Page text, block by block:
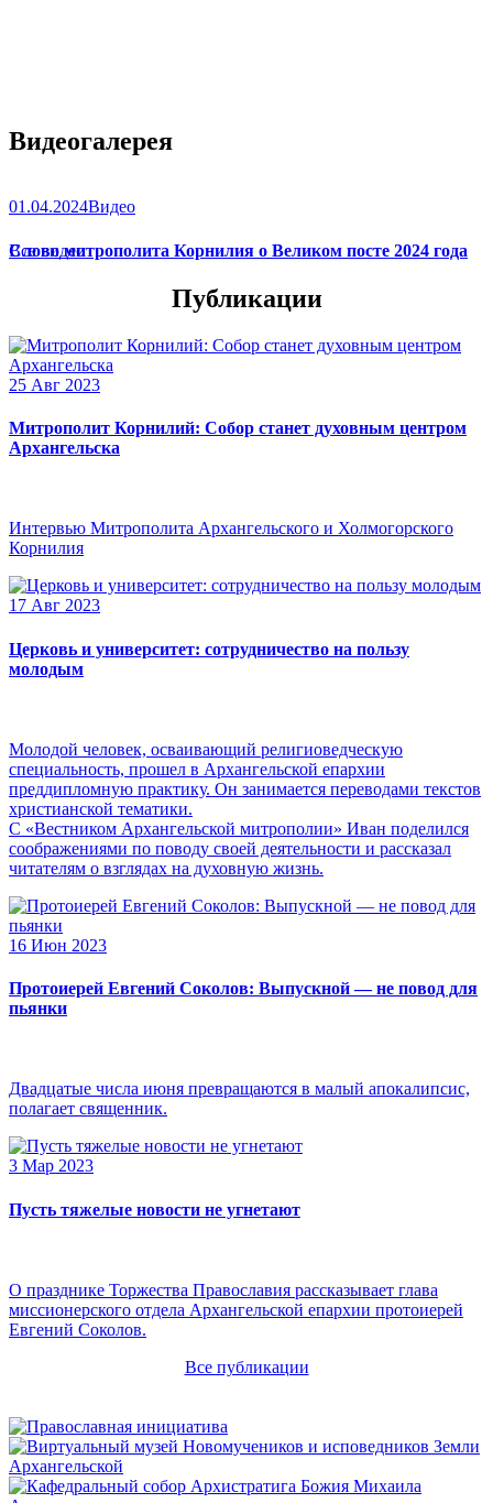
Видеогалерея
01.04.2024Видео
Слово митрополита Корнилия о Великом посте 2024 года
Все видео
Публикации
25 Авг 2023
Митрополит Корнилий: Собор станет духовным центром
Архангельска
Интервью Митрополита Архангельского и Холмогорского
Корнилия
17 Авг 2023
Церковь и университет: сотрудничество на пользу
молодым
Молодой человек, осваивающий религиоведческую
специальность, прошел в Архангельской епархии
преддипломную практику. Он занимается переводами текстов
христианской тематики.
С «Вестником Архангельской митрополии» Иван поделился
соображениями по поводу своей деятельности и рассказал
читателям о взглядах на духовную жизнь.
16 Июн 2023
Протоиерей Евгений Соколов: Выпускной — не повод для
пьянки
Двадцатые числа июня превращаются в малый апокалипсис,
полагает священник.
3 Мар 2023
Пусть тяжелые новости не угнетают
О празднике Торжества Православия рассказывает глава
миссионерского отдела Архангельской епархии протоиерей
Евгений Соколов.
Все публикации